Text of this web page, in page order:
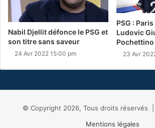
Nabil Djellit défonce le PSG et
son titre sans saveur
24 Avr 2022 15:00 pm
PSG :
Ludovic
Pochettino
23 Avr
© Copyright 2026, Tous droits réservés |
Mentions légales